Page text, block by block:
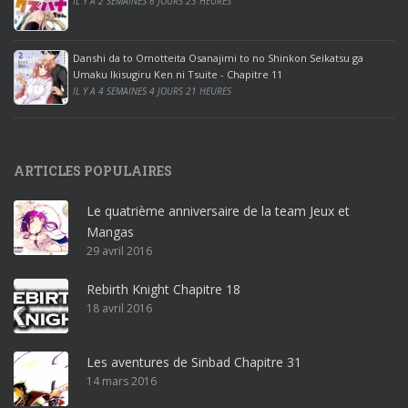
i
c
e
2
0
1
r
o
ff
i
c
e
3
r
Danshi da to Omotteita Osanajimi to no Shinkon Seikatsu ga
Umaku Ikisugiru Ken ni Tsuite - Chapitre 11
IL Y A 4 SEMAINES 4 JOURS 21 HEURES
ARTICLES POPULAIRES
Le quatrième anniversaire de la team Jeux et
Mangas
29 avril 2016
Rebirth Knight Chapitre 18
18 avril 2016
Les aventures de Sinbad Chapitre 31
14 mars 2016